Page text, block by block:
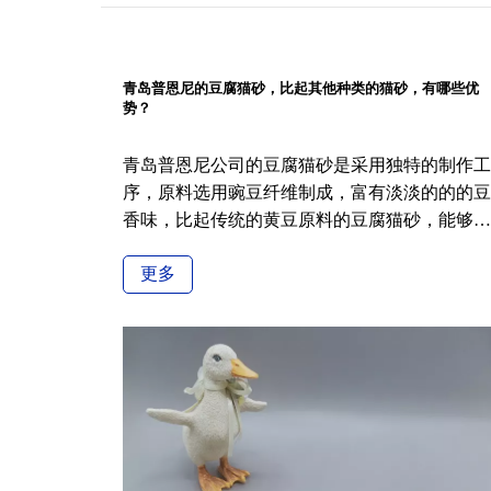
青岛普恩尼的豆腐猫砂，比起其他种类的猫砂，有哪些优
势？
青岛普恩尼公司的豆腐猫砂是采用独特的制作工
序，原料选用豌豆纤维制成，富有淡淡的的的豆
香味，比起传统的黄豆原料的豆腐猫砂，能够更
霉，并具有很好的结团性，方便主人清理。 规
更多